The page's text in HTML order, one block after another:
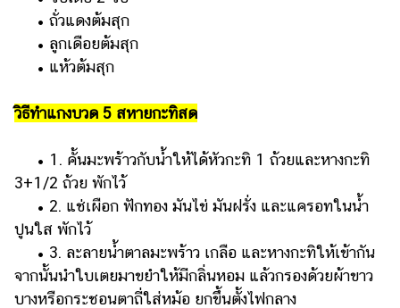
• ถั่วแดงต้มสุก
• ลูกเดือยต้มสุก
• แห้วต้มสุก
วิธีทำแกงบวด 5 สหายกะทิสด
• 1. คั้นมะพร้าวกับน้ำให้ได้หัวกะทิ 1 ถ้วยและหางกะทิ
3+1/2 ถ้วย พักไว้
• 2. แช่เผือก ฟักทอง มันไข่ มันฝรั่ง และแครอทในน้ำ
ปูนใส พักไว้
• 3. ละลายน้ำตาลมะพร้าว เกลือ และหางกะทิให้เข้ากัน
จากนั้นนำใบเตยมาขยำให้มีกลิ่นหอม แล้วกรองด้วยผ้าขาว
บางหรือกระชอนตาถี่ใส่หม้อ ยกขึ้นตั้งไฟกลาง